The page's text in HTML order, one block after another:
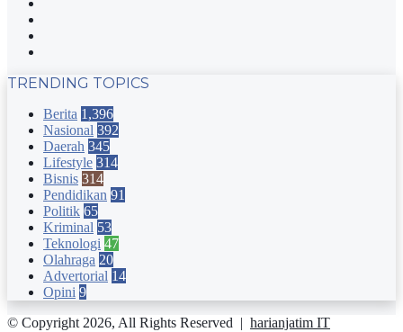
TRENDING TOPICS
Berita 1,396
Nasional 392
Daerah 345
Lifestyle 314
Bisnis 314
Pendidikan 91
Politik 65
Kriminal 53
Teknologi 47
Olahraga 20
Advertorial 14
Opini 9
© Copyright 2026, All Rights Reserved | harianjatim IT